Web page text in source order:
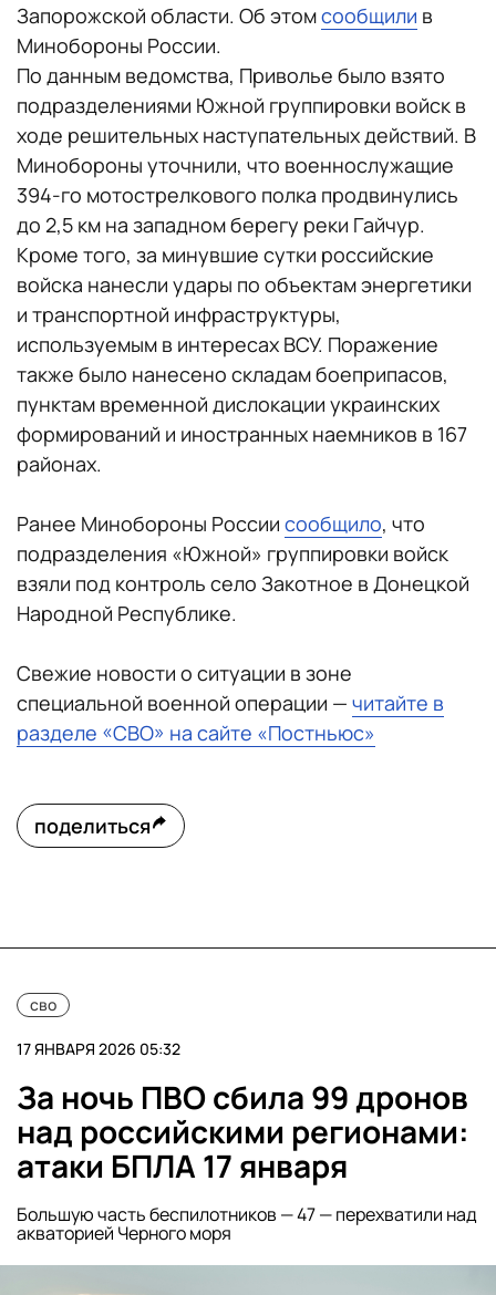
Запорожской области. Об этомсообщили в
Минобороны России.
По данным ведомства, Приволье было взято
подразделениями Южной группировки войск в
ходе решительных наступательных действий. В
Минобороны уточнили, что военнослужащие
394-го мотострелкового полка продвинулись
до 2,5 км на западном берегу реки Гайчур.
Кроме того, за минувшие сутки российские
войска нанесли удары по объектам энергетики
и транспортной инфраструктуры,
используемым в интересах ВСУ. Поражение
также было нанесено складам боеприпасов,
пунктам временной дислокации украинских
формирований и иностранных наемников в 167
районах.
Ранее Минобороны России сообщило, что
подразделения «Южной» группировки войск
взяли под контроль село Закотное в Донецкой
Народной Республике.
Свежие новости о ситуации в зоне
специальной военной операции — читайте в
разделе «СВО» на сайте «Постньюс»
поделиться
сво
17 ЯНВАРЯ 2026 05:32
За ночь ПВО сбила 99 дронов
над российскими регионами:
атаки БПЛА 17 января
Большую часть беспилотников — 47 — перехватили над
акваторией Черного моря